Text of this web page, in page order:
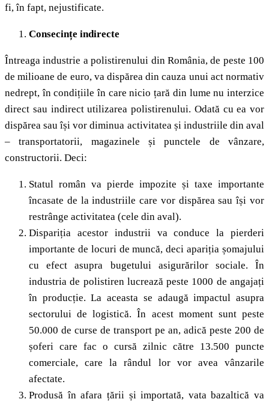
fi, în fapt, nejustificate.
Consecințe indirecte
Întreaga industrie a polistirenului din România, de peste 100
de milioane de euro, va dispărea din cauza unui act normativ
nedrept, în condițiile în care nicio țară din lume nu interzice
direct sau indirect utilizarea polistirenului. Odată cu ea vor
dispărea sau își vor diminua activitatea și industriile din aval
– transportatorii, magazinele și punctele de vânzare,
constructorii. Deci:
Statul român va pierde impozite și taxe importante
încasate de la industriile care vor dispărea sau își vor
restrânge activitatea (cele din aval).
Dispariția acestor industrii va conduce la pierderi
importante de locuri de muncă, deci apariția șomajului
cu efect asupra bugetului asigurărilor sociale. În
industria de polistiren lucrează peste 1000 de angajați
în producție. La aceasta se adaugă impactul asupra
sectorului de logistică. În acest moment sunt peste
50.000 de curse de transport pe an, adică peste 200 de
șoferi care fac o cursă zilnic către 13.500 puncte
comerciale, care la rândul lor vor avea vânzarile
afectate.
Produsă în afara țării și importată, vata bazaltică va